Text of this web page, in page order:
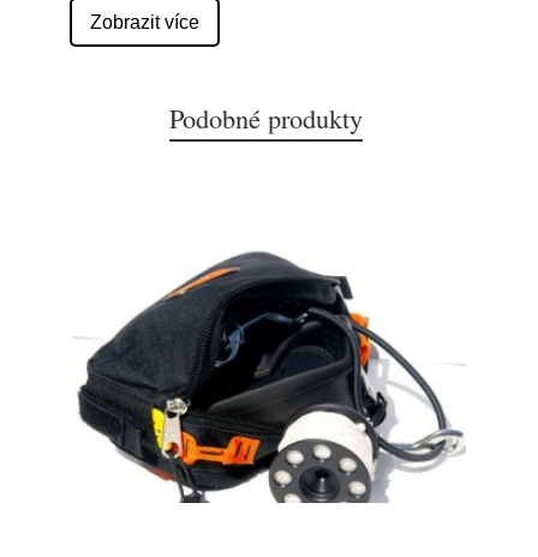
Zobrazit více
Podobné produkty